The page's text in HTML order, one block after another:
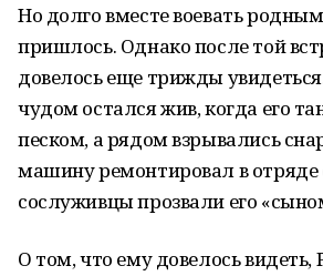
Но долго вместе воевать
пришлось. Однако после той
довелось еще трижды
чудом остался жив, когда его
песком, а рядом взрывались
машину ремонтировал в отряде
сослуживцы прозвали его
О том, что ему довелось видеть,